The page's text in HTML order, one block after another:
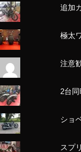
追加
極太
注意
2台
ショ
スプ